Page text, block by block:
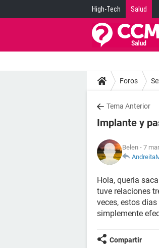
High-Tech Salud
Foros
Tema Anterior
Implante y
Belen - 7
Hola, queria
tuve relaciones
veces, estos
simplemente
Compartir